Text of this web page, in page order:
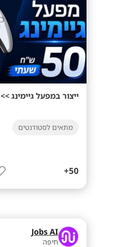
ייצור במפעל גיימינג >> 50 שעתי!
מתאים לסטודנטים
50+
Jobs AI
חיפה